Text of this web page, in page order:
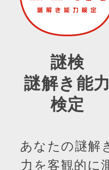
謎検
謎解き能
検定
あなたの謎解
力を客観的に